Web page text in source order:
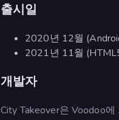
출시일
2020년 12월
2021년 11월
개발자
City Takeover은 Voodoo